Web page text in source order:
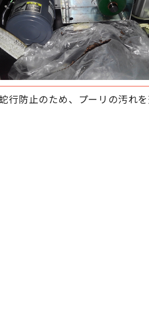
行防止のため、プーリの汚れ